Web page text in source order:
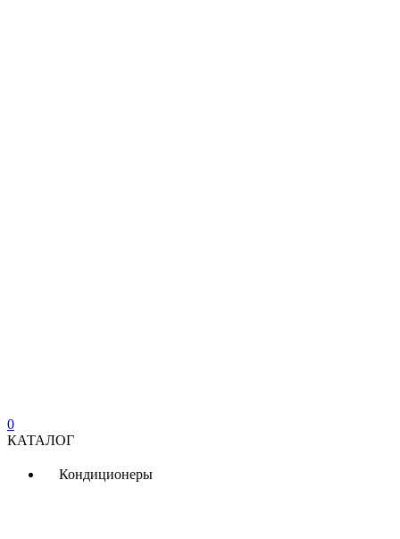
0
КАТАЛОГ
Кондиционеры